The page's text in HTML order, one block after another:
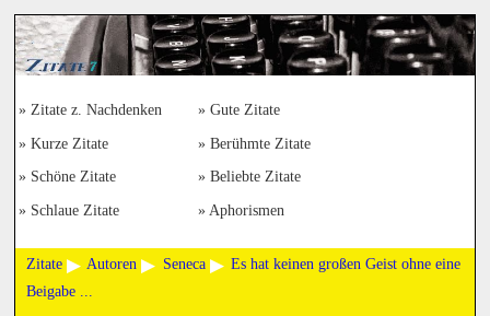
Zitate z. Nachdenken Gute Zitate
Kurze Zitate Berühmte Zitate
Schöne Zitate Beliebte Zitate
Schlaue Zitate Aphorismen
Zitate Autoren Seneca
Es hat keinen großen Geist ohne eine
Beigabe ...